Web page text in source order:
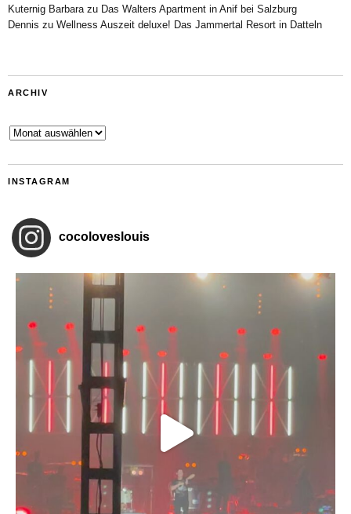
Kuternig Barbara zu Das Walters Apartment in Anif bei Salzburg
Dennis zu Wellness Auszeit deluxe! Das Jammertal Resort in Datteln
ARCHIV
Archiv
INSTAGRAM
cocoloveslouis